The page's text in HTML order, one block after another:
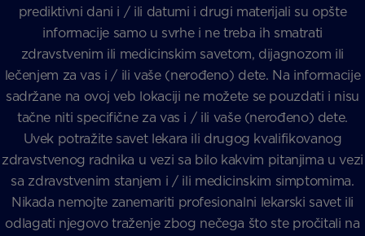
prediktivni dani i / ili datumi i drugi materijali su opšte
informacije samo u svrhe i ne treba ih smatrati
zdravstvenim ili medicinskim savetom, dijagnozom ili
lečenjem za vas i / ili vaše (nerođeno) dete. Na informacije
sadržane na ovoj veb lokaciji ne možete se pouzdati i nisu
tačne niti specifične za vas i / ili vaše (nerođeno) dete.
Uvek potražite savet lekara ili drugog kvalifikovanog
zdravstvenog radnika u vezi sa bilo kakvim pitanjima u vezi
sa zdravstvenim stanjem i / ili medicinskim simptomima.
Nikada nemojte zanemariti profesionalni lekarski savet ili
odlagati njegovo traženje zbog nečega što ste pročitali na